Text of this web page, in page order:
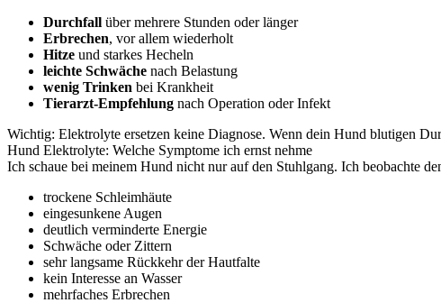
Durchfall über mehrere Stunden oder länger
Erbrechen, vor allem wiederholt
Hitze und starkes Hecheln
leichte Schwäche nach Belastung
wenig Trinken bei Krankheit
Tierarzt-Empfehlung nach Operation oder Infekt
Wichtig: Elektrolyte ersetzen keine Diagnose. Wenn dein Hund blutigen
Hund Elektrolyte: Welche Symptome ich ernst nehme
Ich schaue bei meinem Hund nicht nur auf den Stuhlgang. Ich beobachte
trockene Schleimhäute
eingesunkene Augen
deutlich verminderte Energie
Schwäche oder Zittern
sehr langsame Rückkehr der Hautfalte
kein Interesse an Wasser
mehrfaches Erbrechen